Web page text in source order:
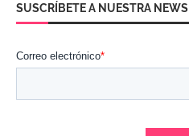
SUSCRÍBETE A NUESTRA